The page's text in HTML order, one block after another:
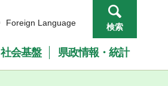
Foreign Language 検索
社会基盤 県政情報・統計